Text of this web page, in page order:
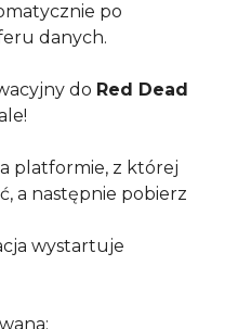
po
danych.
do Red Dead
platformie, z której
a następnie pobierz
wystartuje